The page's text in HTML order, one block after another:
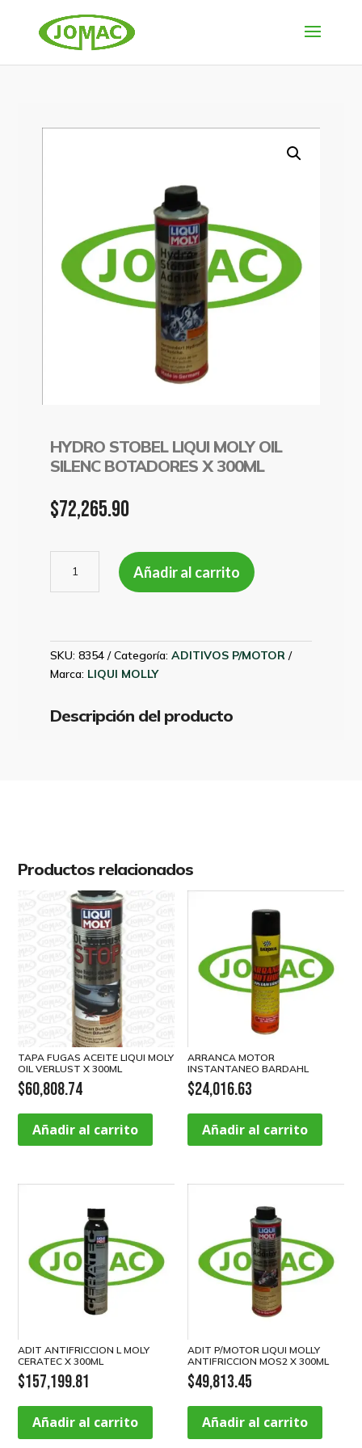
HYDRO STOBEL LIQUI MOLY OIL
SILENC BOTADORES X 300ML
$72,265.90
STOBEL
LIQUI
SILENC
BOTADORES
300ML
cantidad
Añadir al carrito
SKU:8354 Categoría:ADITIVOS P/MOTOR
Marca: LIQUI MOLLY
Descripción del producto
Productos relacionados
TAPA FUGAS ACEITE LIQUI MOLY
OIL VERLUST X 300ML
$60,808.74
Añadir al carrito
ARRANCA MOTOR
INSTANTANEO BARDAHL
$24,016.63
Añadir al carrito
ADIT ANTIFRICCION L MOLY
CERATEC X 300ML
$157,199.81
Añadir al carrito
ADIT P/MOTOR LIQUI MOLLY
ANTIFRICCION MOS2 X 300ML
$49,813.45
Añadir al carrito